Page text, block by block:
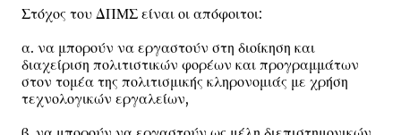
Στόχος του ΔΠΜΣ είναι οι απόφοιτοι:
α. να μπορούν να εργαστούν στη διοίκηση και
διαχείριση πολιτιστικών φορέων και προγραμμάτων
στον τομέα της πολιτισμικής κληρονομιάς με χρήση
τεχνολογικών εργαλείων,